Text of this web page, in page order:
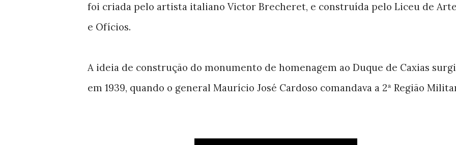
foi criada pelo artista italiano Victor Brecheret, e construída pelo Liceu de
e Ofícios.
A ideia de construção do monumento de homenagem ao Duque de Caxias
em 1939, quando o general Maurício José Cardoso comandava a 2ª Região